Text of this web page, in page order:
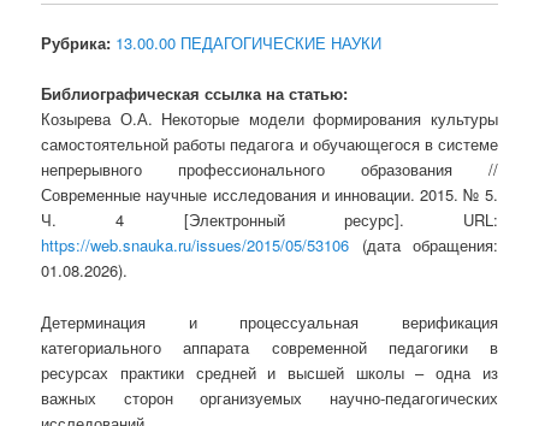
Рубрика: 13.00.00 ПЕДАГОГИЧЕСКИЕ НАУКИ
Библиографическая ссылка на статью:
Козырева О.А. Некоторые модели формирования культуры
самостоятельной работы педагога и обучающегося в системе
непрерывного профессионального образования //
Современные научные исследования и инновации. 2015. № 5.
Ч. 4 [Электронный ресурс]. URL:
https://web.snauka.ru/issues/2015/05/53106 (дата обращения:
01.08.2026).
Детерминация и процессуальная верификация
категориального аппарата современной педагогики в
ресурсах практики средней и высшей школы – одна из
важных сторон организуемых научно-педагогических